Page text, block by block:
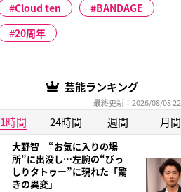
Cloud ten
BANDAGE
20周年
芸能ランキング
最終更新：2026/08/08
1時間 24時間 週間 月間
大野智 “お気に入りの場
所”に出没し…左腕の“びっ
しりタトゥー”に現れた「驚
きの異変」